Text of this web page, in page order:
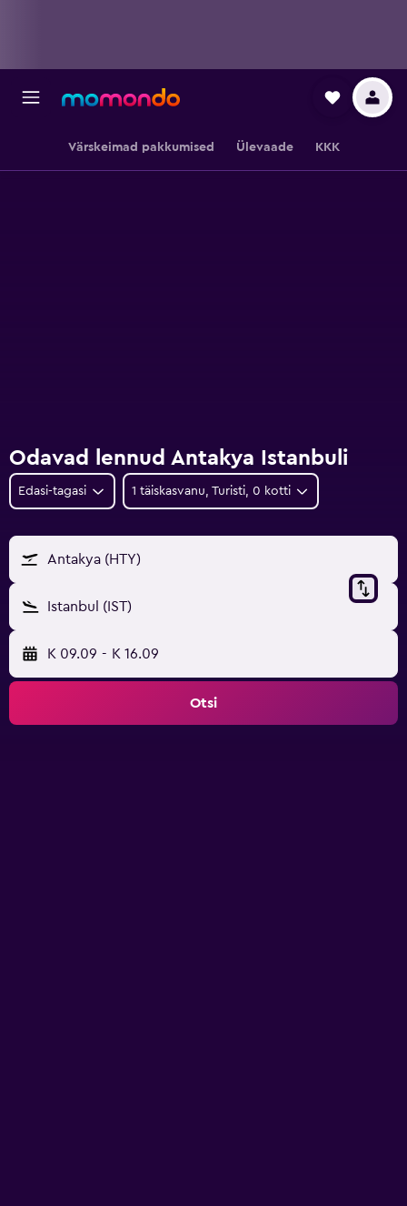
Värskeimad pakkumised Ülevaade KKK
Odavad lennud Antakya Istanbuli
Edasi-tagasi 1 täiskasvanu, Turisti, 0 kotti
Antakya (HTY)
Istanbul (IST)
K 09.09 - K 16.09
Otsi